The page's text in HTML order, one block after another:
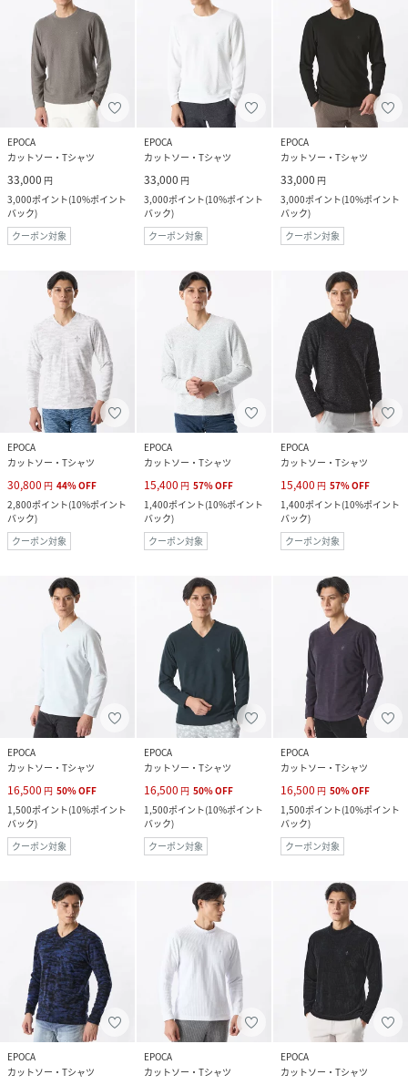
EPOCA
カットソー・Tシャツ
33,000 円
3,000ポイント(10%ポイント
バック)
クーポン対象
EPOCA
カットソー・Tシャツ
33,000 円
3,000ポイント(10%ポイント
バック)
クーポン対象
EPOCA
カットソー・Tシャツ
33,000 円
3,000ポイント(10%ポイント
バック)
クーポン対象
EPOCA
カットソー・Tシャツ
30,800 円 44%OFF
2,800ポイント(10%ポイント
バック)
クーポン対象
EPOCA
カットソー・Tシャツ
15,400 円 57%OFF
1,400ポイント(10%ポイント
バック)
クーポン対象
EPOCA
カットソー・Tシャツ
15,400 円 57%OFF
1,400ポイント(10%ポイント
バック)
クーポン対象
EPOCA
カットソー・Tシャツ
16,500 円 50%OFF
1,500ポイント(10%ポイント
バック)
クーポン対象
EPOCA
カットソー・Tシャツ
16,500 円 50%OFF
1,500ポイント(10%ポイント
バック)
クーポン対象
EPOCA
カットソー・Tシャツ
16,500 円 50%OFF
1,500ポイント(10%ポイント
バック)
クーポン対象
EPOCA
カットソー・Tシャツ
EPOCA
カットソー・Tシャツ
EPOCA
カットソー・Tシャツ